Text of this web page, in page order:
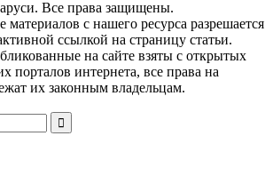
Все права защищены.
с нашего ресурса разрешается
ссылкой на страницу статьи.
на сайте взяты с открытых
порталов интернета, все права на
их законным владельцам.